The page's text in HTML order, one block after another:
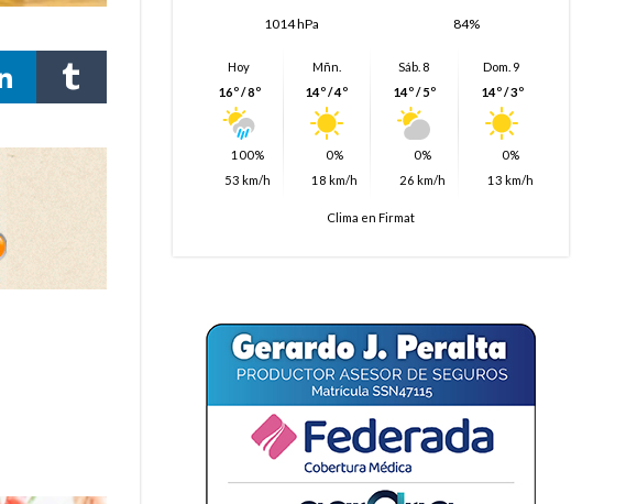
1014 hPa
84%
Hoy
16º / 8º
100%
53 km/h
Mñn.
14º / 4º
0%
18 km/h
Sáb. 8
14º / 5º
0%
26 km/h
Dom. 9
14º / 3º
0%
13 km/h
Clima en Firmat